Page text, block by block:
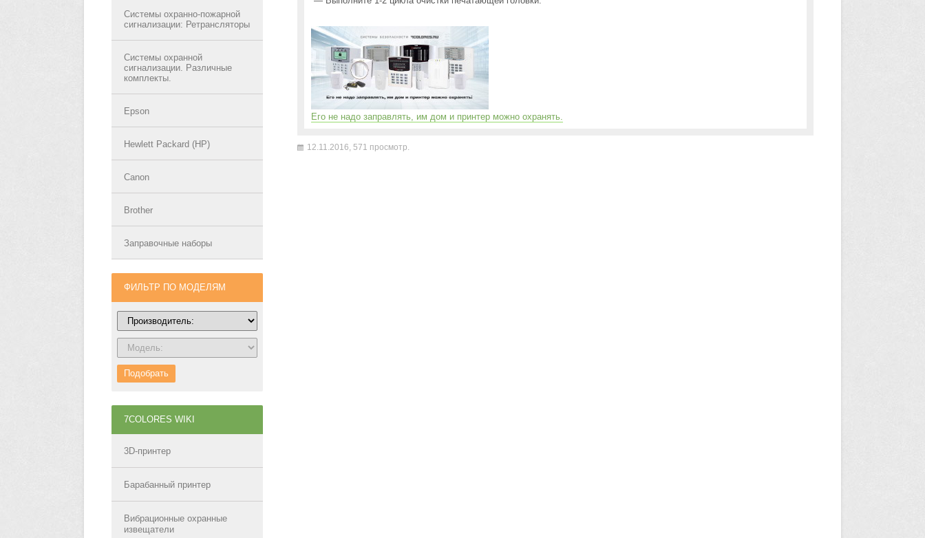
Системы охранно-пожарной
сигнализации: Ретрансляторы
Системы охранной
сигнализации. Различные
комплекты.
Epson
Hewlett Packard (HP)
Canon
Brother
Заправочные наборы
ФИЛЬТР ПО МОДЕЛЯМ
Подобрать
7COLORES WIKI
3D-принтер
Барабанный принтер
Вибрационные охранные
извещатели
Его не надо заправлять, им дом и принтер можно охранять.
12.11.2016, 571 просмотр.